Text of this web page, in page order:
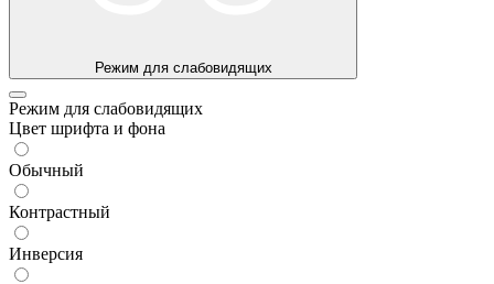
Режим для слабовидящих
Режим для слабовидящих
Цвет шрифта и фона
Обычный
Контрастный
Инверсия